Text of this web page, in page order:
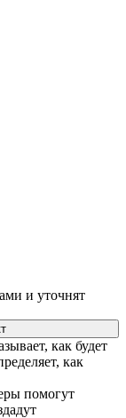
и уточнят
как будет
как
помогут